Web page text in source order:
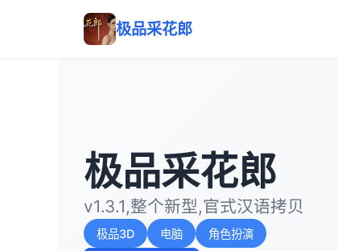
极品采花郎
极品采花郎
v1.3.1,整个新型,官式汉语拷贝
极品3D 电脑 角色扮演